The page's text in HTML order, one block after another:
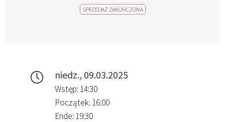
SPRZEDAŻ ZAKOŃCZONA
niedz., 09.03.2025
Wstęp: 14:30
Początek: 16:00
Ende: 19:30